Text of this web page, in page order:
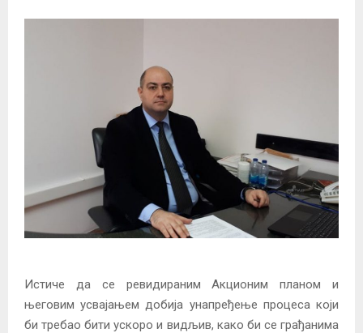
Истиче да се ревидираним Акционим планом и
његовим усвајањем добија унапређење процеса који
би требао бити ускоро и видљив, како би се грађанима